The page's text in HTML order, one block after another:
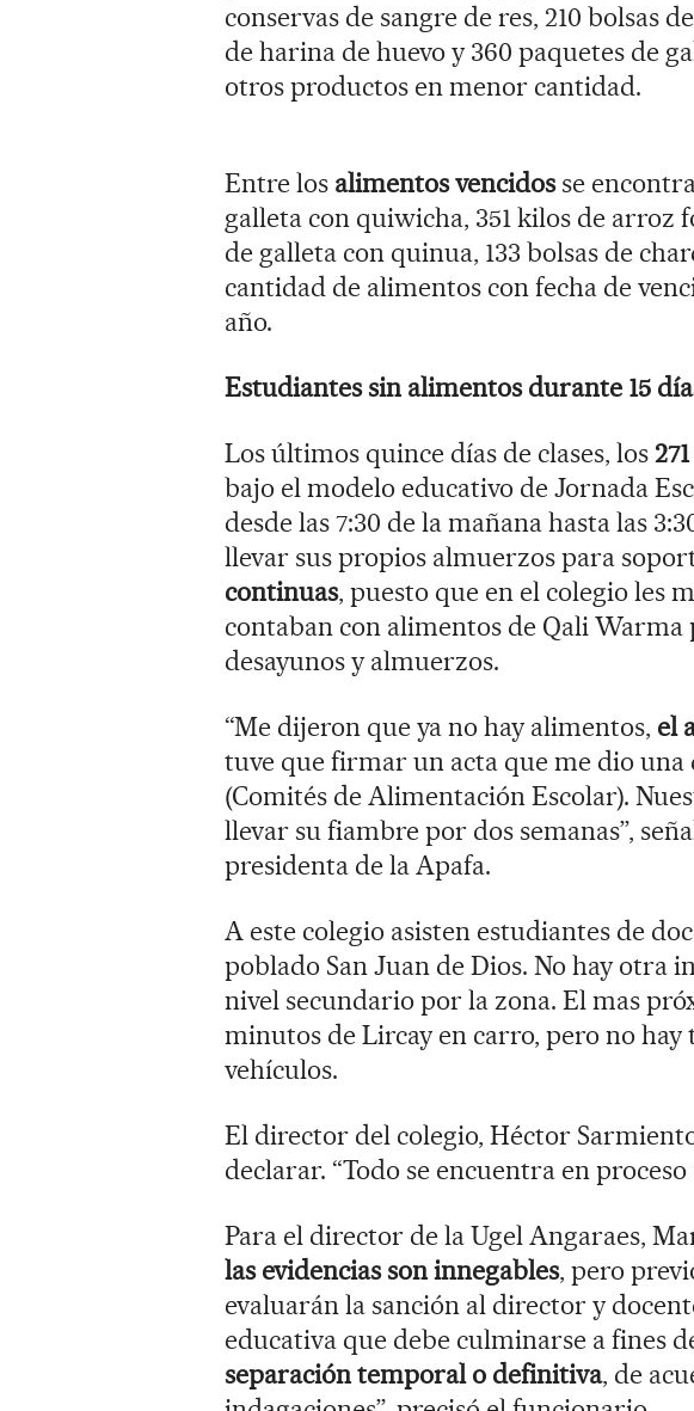
conservas de sangre de res, 210 bolsas
de harina de huevo y 360 paquetes de
otros productos en menor cantidad.
Entre los alimentos vencidosse
galleta con quiwicha, 351 kilos de arroz
de galleta con quinua, 133 bolsas de
cantidad de alimentos con fecha de
año.
Estudiantes sin alimentos durante 15
Los últimos quince días de clases, los
bajo el modelo educativo de Jornada
desde las 7:30 de la mañana hasta las
llevar sus propios almuerzos para
continuas, puesto que en el colegio les
contaban con alimentos de Qali
desayunos y almuerzos.
“Me dijeron que ya no hay alimentos, el
tuve que firmar un acta que me dio una
(Comités de Alimentación Escolar).
llevar su fiambre por dos semanas”,
presidenta de la Apafa.
A este colegio asisten estudiantes de
poblado San Juan de Dios. No hay otra
nivel secundario por la zona. El mas
minutos de Lircay en carro, pero no
vehículos.
El director del colegio, Héctor
declarar. “Todo se encuentra en proceso
Para el director de la Ugel Angaraes,
las evidencias son innegables, pero
evaluarán la sanción al director y
educativa que debe culminarse a fines
separación temporal o definitiva, de